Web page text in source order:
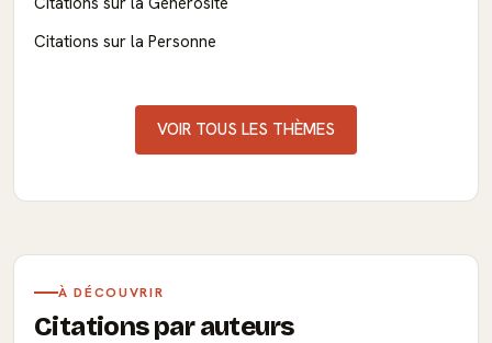
Citations sur la Personne
VOIR TOUS LES THÈMES
À DÉCOUVRIR
Citations par auteurs